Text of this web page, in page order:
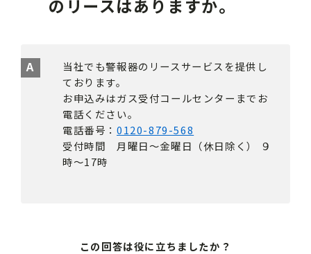
のリースはありますか。
当社でも警報器のリースサービスを提供し
ております。
お申込みはガス受付コールセンターまでお
電話ください。
電話番号： 0120-879-568
受付時間 月曜日～金曜日（休日除く） ９
時～17時
この回答は役に立ちましたか？